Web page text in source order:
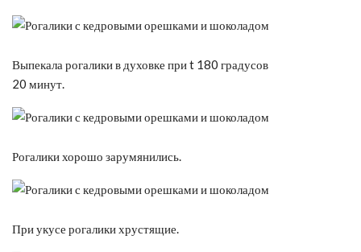
Выпекала рогалики в духовке при t 180 градусов
20 минут.
Рогалики хорошо зарумянились.
При укусе рогалики хрустящие.